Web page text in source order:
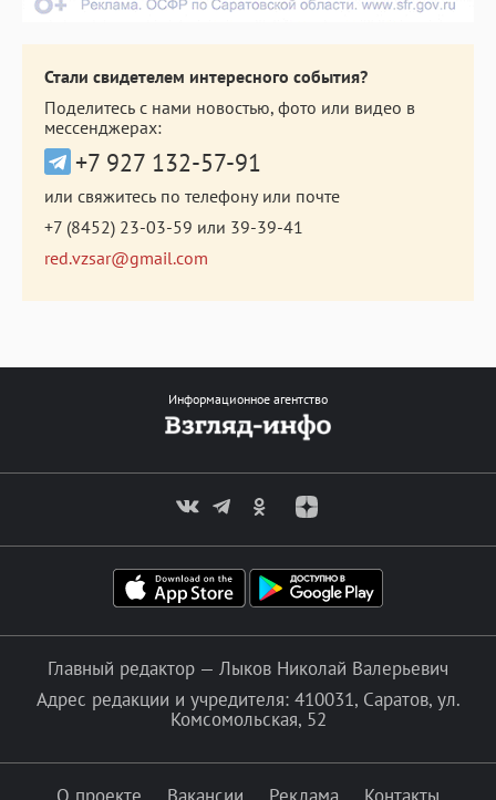
Стали свидетелем интересного события?
Поделитесь с нами новостью, фото или видео в
мессенджерах:
+7 927 132-57-91
или свяжитесь по телефону или почте
+7 (8452) 23-03-59 или 39-39-41
red.vzsar@gmail.com
Информационное агентство
Главный редактор — Лыков Николай Валерьевич
Адрес редакции и учредителя: 410031, Саратов, ул.
Комсомольская, 52